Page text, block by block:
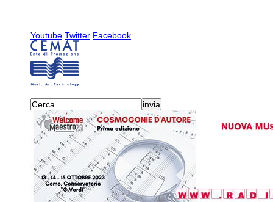
Youtube Twitter Facebook